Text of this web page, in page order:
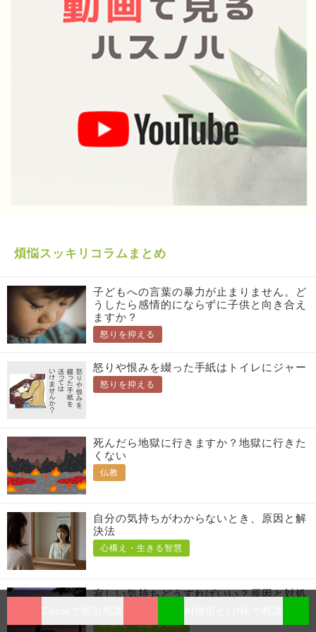
煩悩スッキリコラムまとめ
子どもへの言葉の暴力が止まりません。ど
うしたら感情的にならずに子供と向き合え
ますか？
怒りを抑える
怒りや恨みを綴った手紙はトイレにジャー
怒りを抑える
死んだら地獄に行きますか？地獄に行きた
くない
仏教
自分の気持ちがわからないとき、原因と解
決法
心構え・生きる智慧
寂しい気持ちどうすればいい？原因と対処
心構え・生きる智慧